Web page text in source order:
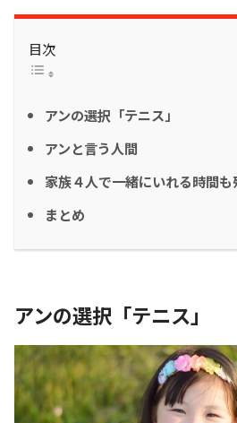
目次
アンの選択「テニス」
アンと言う人間
家族４人で一緒にいれる時間
まとめ
アンの選択「テニス」